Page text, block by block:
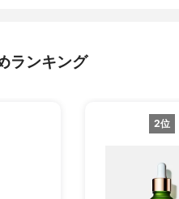
ランキング
2位